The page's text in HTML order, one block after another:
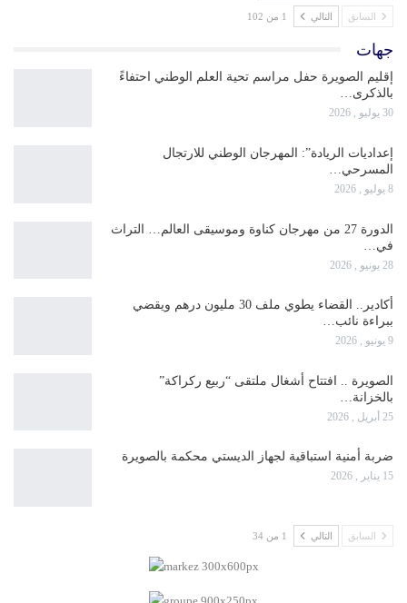
السابق التالي 1 من 102
جهات
إقليم الصويرة حفل مراسم تحية العلم الوطني احتفاءً
بالذكرى…
30 يوليو , 2026
إعداديات الريادة”: المهرجان الوطني للارتجال
المسرحي…
8 يوليو , 2026
الدورة 27 من مهرجان كناوة وموسيقى العالم… التراث
في…
28 يونيو , 2026
أكادير.. القضاء يطوي ملف 30 مليون درهم ويقضي
ببراءة نائب…
9 يونيو , 2026
الصويرة .. افتتاح أشغال ملتقى “ربيع ركراكة”
بالخزانة…
25 أبريل , 2026
ضربة أمنية استباقية لجهاز الديستي محكمة بالصويرة
15 يناير , 2026
السابق التالي 1 من 34